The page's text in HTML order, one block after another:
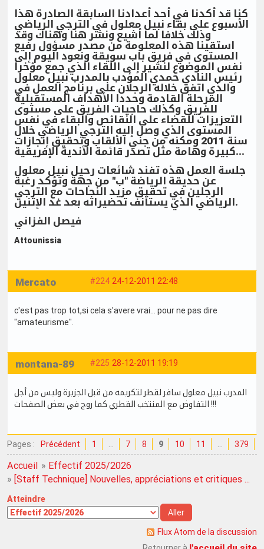
كنا قد أكدنا في أحد أعدادنا السابقة الصادرة هذا
الأسبوع على بقاء نبيل معلول في الترجي الرياضي
وذلك خلافا لما أشيع ونشر هنا وهناك وقد
استقينا هذه المعلومة من مصدر مسؤول رفيع
المستوى في فريق باب سويقة ونعود اليوم إلى
نفس الموضوع لنشير إلى اللقاء الذي جمع مؤخرا
رئيس النادي حمدي المؤدب بالمدرب نبيل معلول
والذي اتفق خلاله الرجلان على برنامج العمل في
المرحلة القادمة وحددا الأهداف المستقبلية
للفريق وكذلك حاجيات الفريق على مستوى
التعزيزات للقضاء على النقائص والبقاء في نفس
المستوى الذي وصل إليه الترجي الرياضي خلال
سنة 2011 ومكنه من جني الألقاب وتحقيق إنجازات
كبيرة وهامة مثل تصدر قائمة الأندية الإفريقية...
جلسة العمل هذه تفند شائعات رحيل نبيل معلول
عن حديقة الرياضة "ب" من جهة وتؤكد رغبة
الرجلين في تحقيق مزيد النجاحات مع الترجي
الرياضي الذي يستأنف تحضيراته بعد غد الإثنين.
فيصل الفزاني
Attounissia
#224 24-12-2011 22:48
Mercato
c'est pas trop tot,si cela s'avere vrai... pour ne pas dire
"amateurisme".
#225 28-12-2011 19:19
montana-89
المدرب نبيل معلول سافر لقطر لتكريمه من قبل الجزيرة وليس من أجل
التفاوض مع المنتخب القطري كما روج في بعض الصفحات !!!
Pages : Précédent 1 7 8 9 10 11 379
Accueil » Effectif 2025/2026
» [Staff Technique] Nouvelles, appréciations et critiques ...
Atteindre
Flux Atom de la discussion